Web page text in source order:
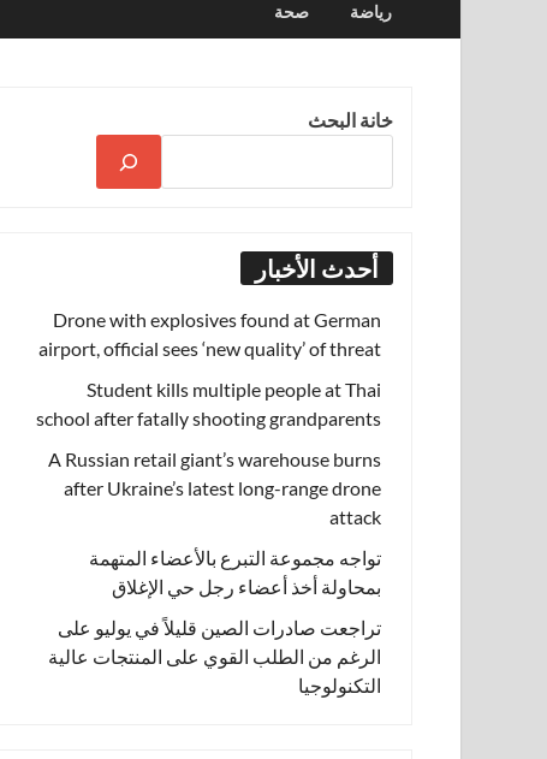
رياضة صحة
خانة البحث
أحدث الأخبار
Drone with explosives found at German
airport, official sees ‘new quality’ of threat
Student kills multiple people at Thai
school after fatally shooting grandparents
A Russian retail giant’s warehouse burns
after Ukraine’s latest long-range drone
attack
تواجه مجموعة التبرع بالأعضاء المتهمة
بمحاولة أخذ أعضاء رجل حي الإغلاق
تراجعت صادرات الصين قليلاً في يوليو على
الرغم من الطلب القوي على المنتجات عالية
التكنولوجيا